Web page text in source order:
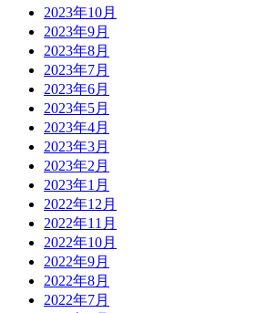
2023年10月
2023年9月
2023年8月
2023年7月
2023年6月
2023年5月
2023年4月
2023年3月
2023年2月
2023年1月
2022年12月
2022年11月
2022年10月
2022年9月
2022年8月
2022年7月